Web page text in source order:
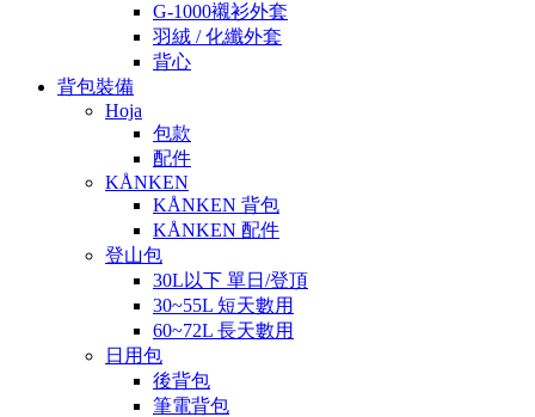
G-1000襯衫外套
羽絨 / 化纖外套
背心
背包裝備
Hoja
包款
配件
KÅNKEN
KÅNKEN 背包
KÅNKEN 配件
登山包
30L以下 單日/登頂
30~55L 短天數用
60~72L 長天數用
日用包
後背包
筆電背包